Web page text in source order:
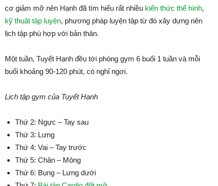
cơ giảm mỡ nên Hạnh đã tìm hiểu rất nhiều kiến thức thể hình,
kỹ thuật tập luyện, phương pháp luyện tập từ đó xây dựng nên
lịch tập phù hợp với bản thân.
Một tuần, Tuyết Hạnh đều tới phóng gym 6 buổi 1 tuần và mỗi
buổi khoảng 90-120 phút, có nghỉ ngơi.
Lịch tập gym của Tuyết Hạnh
Thứ 2: Ngực – Tay sau
Thứ 3: Lưng
Thứ 4: Vai – Tay trước
Thứ 5: Chân – Mông
Thứ 6: Bụng – Lưng dưới